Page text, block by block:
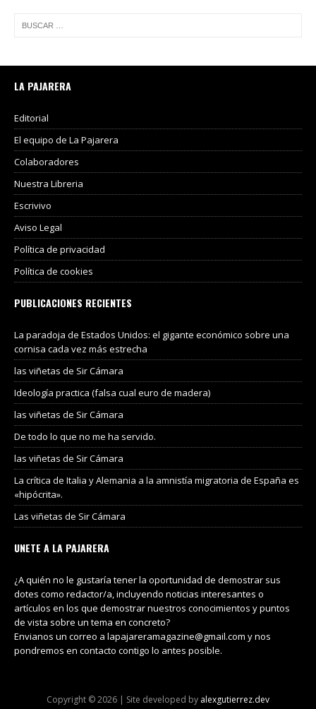
LA PAJARERA
Editorial
El equipo de La Pajarera
Colaboradores
Nuestra Libreria
Escrivivo
Aviso Legal
Política de privacidad
Política de cookies
PUBLICACIONES RECIENTES
La paradoja de Estados Unidos: el gigante económico sobre una
cornisa cada vez más estrecha
las viñetas de Sir Cámara
Ideología practica (falsa cual euro de madera)
las viñetas de Sir Cámara
De todo lo que no me ha servido.
las viñetas de Sir Cámara
La crítica de Italia y Alemania a la amnistía migratoria de España es
«hipócrita».
Las viñetas de Sir Cámara
UNETE A LA PAJARERA
¿A quién no le gustaría tener la oportunidad de demostrar sus
dotes como redactor/a, incluyendo noticias interesantes o
artículos en los que demostrar nuestros conocimientos y puntos
de vista sobre un tema en concreto?
Envianos un correo a lapajareramagazine@gmail.com y nos
pondremos en contacto contigo lo antes posible.
Copyright © 2026 | Site developed by alexgutierrez.dev